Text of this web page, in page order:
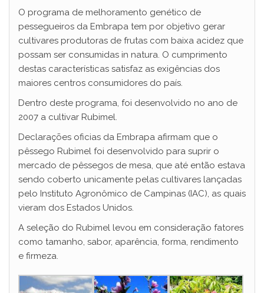
O programa de melhoramento genético de
pessegueiros da Embrapa tem por objetivo gerar
cultivares produtoras de frutas com baixa acidez que
possam ser consumidas in natura. O cumprimento
destas características satisfaz as exigências dos
maiores centros consumidores do país.
Dentro deste programa, foi desenvolvido no ano de
2007 a cultivar Rubimel.
Declarações oficias da Embrapa afirmam que o
pêssego Rubimel foi desenvolvido para suprir o
mercado de pêssegos de mesa, que até então estava
sendo coberto unicamente pelas cultivares lançadas
pelo Instituto Agronômico de Campinas (IAC), as quais
vieram dos Estados Unidos.
A seleção do Rubimel levou em consideração fatores
como tamanho, sabor, aparência, forma, rendimento
e firmeza.